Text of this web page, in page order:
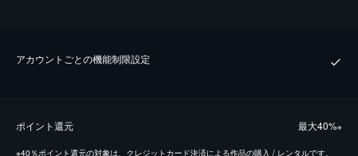
アカウントごとの機能制限設定
ポイント還元 最⼤40%※
※40％ポイント還元の対象は、クレジットカード決済による作品の購入 / レンタルです。